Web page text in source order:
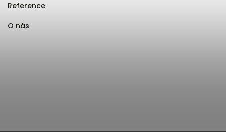
Reference
O nás